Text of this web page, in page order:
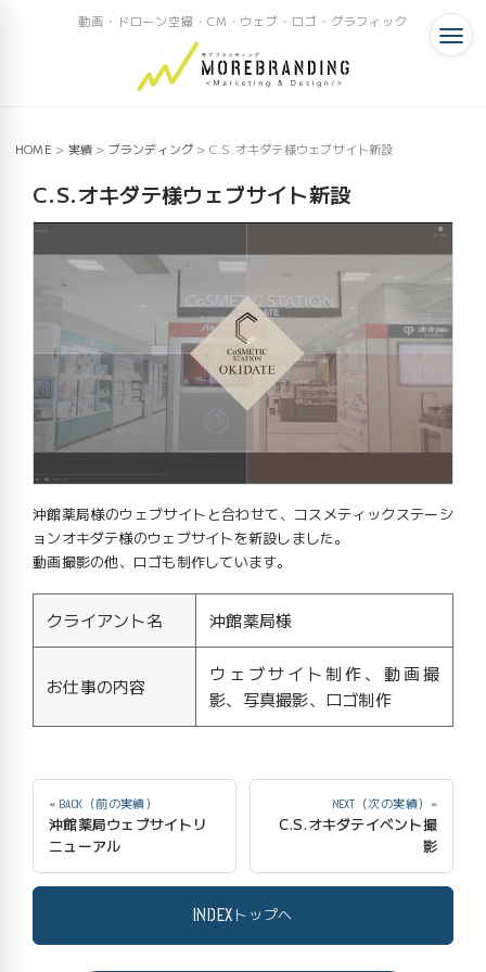
動画・ドローン空撮・CM・ウェブ・ロゴ・グラフィック
HOME > 実績 > ブランディング > C.S.オキダテ様ウェブサイト新設
C.S.オキダテ様ウェブサイト新設
沖館薬局様のウェブサイトと合わせて、コスメティックステーシ
ョンオキダテ様のウェブサイトを新設しました。
動画撮影の他、ロゴも制作しています。
クライアント名 沖館薬局様
お仕事の内容
ウェブサイト制作、動画撮
影、写真撮影、ロゴ制作
« BACK（前の実績）
沖館薬局ウェブサイトリ
ニューアル
INDEX トップへ
NEXT（次の実績）»
C.S.オキダテイベント撮
影